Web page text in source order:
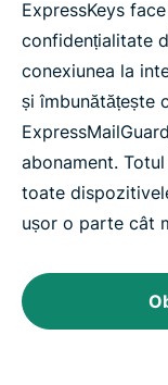
ExpressKeys
confidențialitate
conexiunea la
și îmbunătățește
abonament.
toate
ușor o parte cât